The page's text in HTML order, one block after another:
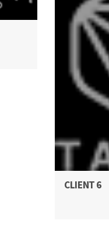
CLIENT 6